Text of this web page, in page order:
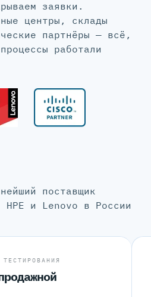
заявки.
центры, склады
партнёры — всё,
работали
поставщик
и Lenovo в России